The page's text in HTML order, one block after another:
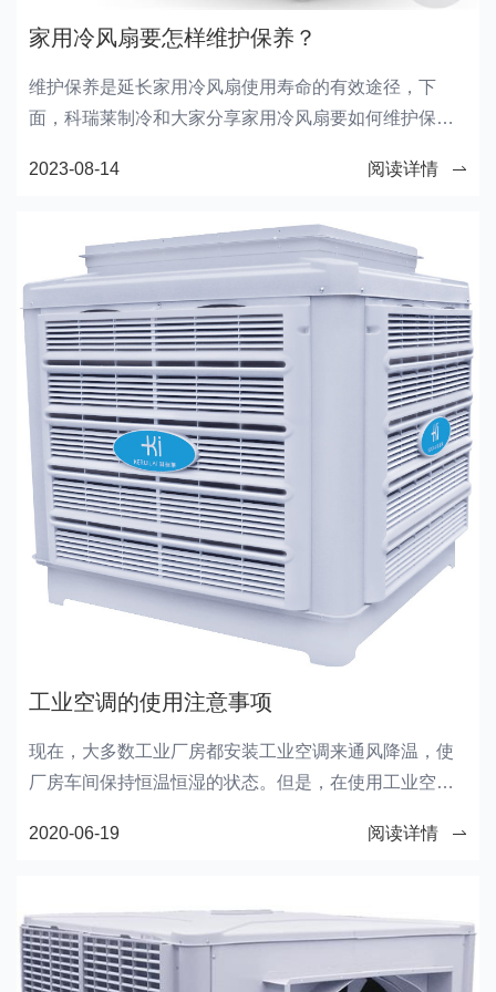
家用冷风扇要怎样维护保养？
维护保养是延长家用冷风扇使用寿命的有效途径，下
面，科瑞莱制冷和大家分享家用冷风扇要如何维护保
2023-08-14
阅读详情
工业空调的使用注意事项
现在，大多数工业厂房都安装工业空调来通风降温，使
厂房车间保持恒温恒湿的状态。但是，在使用工业空调
2020-06-19
阅读详情